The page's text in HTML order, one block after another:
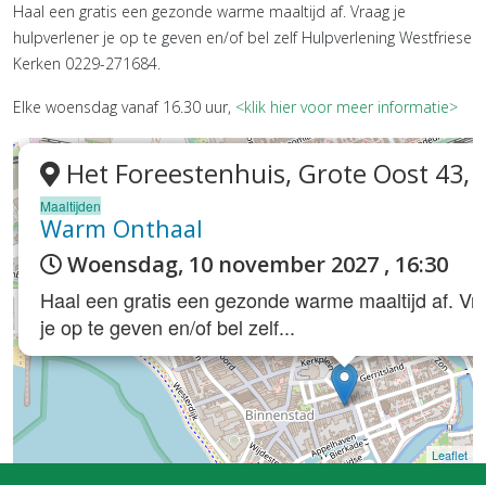
Haal een gratis een gezonde warme maaltijd af. Vraag je
hulpverlener je op te geven en/of bel zelf Hulpverlening Westfriese
Kerken 0229-271684.
Elke woensdag vanaf 16.30 uur, <klik hier voor meer informatie>
Het Foreestenhuis, Grote Oost 43,
Maaltijden
Warm Onthaal
Woensdag, 10 november 2027 , 16:30
Haal een gratis een gezonde warme maaltijd af.
je op te geven en/of bel zelf...
Leaflet